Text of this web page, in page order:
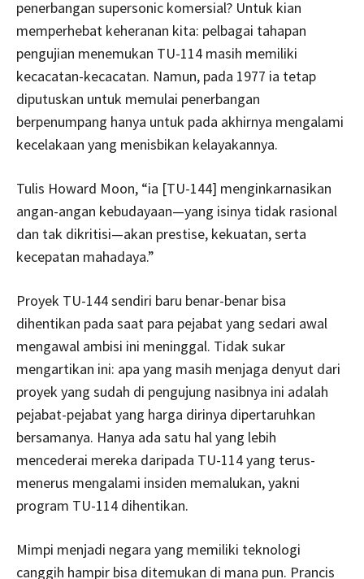
penerbangan supersonic komersial? Untuk kian
memperhebat keheranan kita: pelbagai tahapan
pengujian menemukan TU-114 masih memiliki
kecacatan-kecacatan. Namun, pada 1977 ia tetap
diputuskan untuk memulai penerbangan
berpenumpang hanya untuk pada akhirnya mengalami
kecelakaan yang menisbikan kelayakannya.
Tulis Howard Moon, “ia [TU-144] menginkarnasikan
angan-angan kebudayaan—yang isinya tidak rasional
dan tak dikritisi—akan prestise, kekuatan, serta
kecepatan mahadaya.”
Proyek TU-144 sendiri baru benar-benar bisa
dihentikan pada saat para pejabat yang sedari awal
mengawal ambisi ini meninggal. Tidak sukar
mengartikan ini: apa yang masih menjaga denyut dari
proyek yang sudah di pengujung nasibnya ini adalah
pejabat-pejabat yang harga dirinya dipertaruhkan
bersamanya. Hanya ada satu hal yang lebih
mencederai mereka daripada TU-114 yang terus-
menerus mengalami insiden memalukan, yakni
program TU-114 dihentikan.
Mimpi menjadi negara yang memiliki teknologi
canggih hampir bisa ditemukan di mana pun. Prancis